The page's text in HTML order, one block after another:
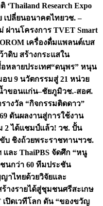
Research Expo
เปลี่ยนอนาคตไทยวช. –
านโครงการ TVET Smart
OROM เครื่องดื่มแพลนต์เบส
ดิบ สร้างกระแสใน
หลายประเทศ“ดนุพร” หนุน
บ 9 นวัตกรรมสู่ 21 หน่วย
ำขอนแก่น–ชัยภูมิวช.-สอศ.
งวัล “กิจกรรมติดดาว”
ดันผลงานสู่การใช้งาน
2 ได้แชมป์แล้ว! วช. ปั้น
บ ชิงถ้วยพระราชทานฯวช.
ละ ThaiPBS จัดศึก “หนู
ชนกว่า 60 ทีมประชัน
าไทยด้วยวิจัยและ
างรายได้สู่ชุมชนศรีสะเกษ
ปิดเวทีโลก ดัน “ของขวัญ